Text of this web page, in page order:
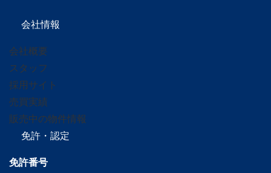
会社情報
会社概要
スタッフ
採用サイト
売買実績
販売中の物件情報
免許・認定
免許番号